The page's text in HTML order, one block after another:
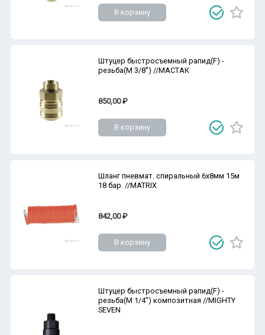
В корзину
Штуцер быстросъемный рапид(F) -
резьба(M 3/8'') //МАСТАК
850,00 ₽
В корзину
Шланг пневмат. спиральный 6х8мм 15м
18 бар. //MATRIX
842,00 ₽
В корзину
Штуцер быстросъемный рапид(F) -
резьба(M 1/4'') композитная //MIGHTY
SEVEN